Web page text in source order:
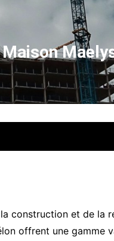
construction et de la
offrent une gamme